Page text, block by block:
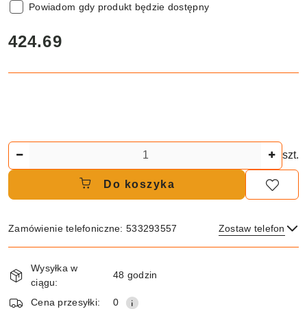
Powiadom gdy produkt będzie dostępny
cena:
424.69
szt.
Do koszyka
Zamówienie telefoniczne: 533293557 Zostaw telefon
Dostępność
i
dostawa
Wysyłka w
ciągu:
48 godzin
Cena przesyłki: 0